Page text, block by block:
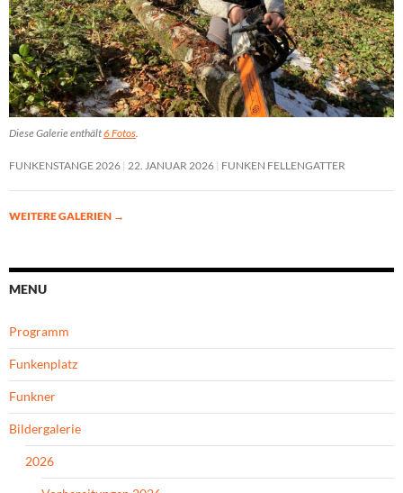
Diese Galerie enthält6 Fotos
FUNKENSTANGE 2026 22. JANUAR 2026 FUNKEN FELLENGATTER
WEITERE GALERIEN →
MENU
Programm
Funkenplatz
Funkner
Bildergalerie
2026